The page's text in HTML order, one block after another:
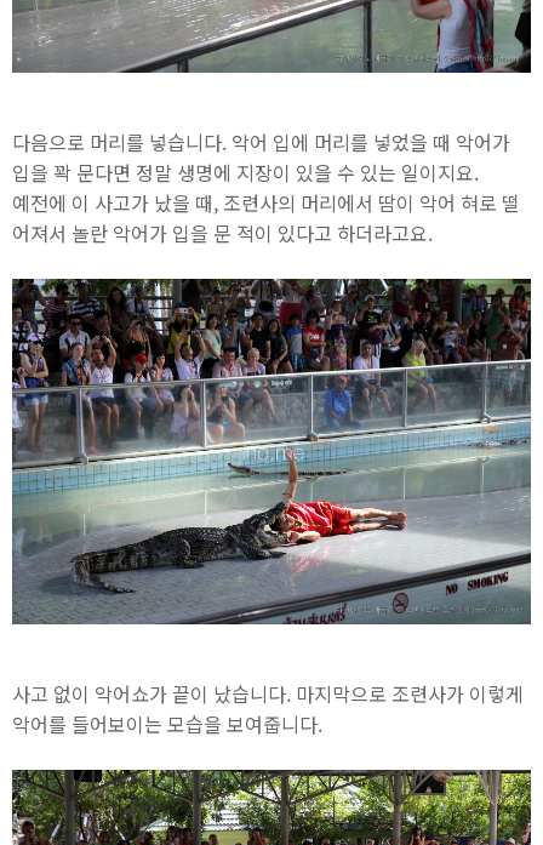
다음으로 머리를 넣습니다. 악어 입에 머리를 넣었을 때 악어가
입을 꽉 문다면 정말 생명에 지장이 있을 수 있는 일이지요.
예전에 이 사고가 났을 때, 조련사의 머리에서 땀이 악어 혀로 떨
어져서 놀란 악어가 입을 문 적이 있다고 하더라고요.
사고 없이 악어쇼가 끝이 났습니다. 마지막으로 조련사가 이렇게
악어를 들어보이는 모습을 보여줍니다.